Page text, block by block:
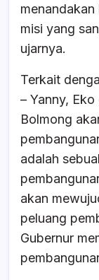
misi yang
ujarnya.
Terkait
– Yanny,
Bolmong
adalah
akan
peluang
Gubernur